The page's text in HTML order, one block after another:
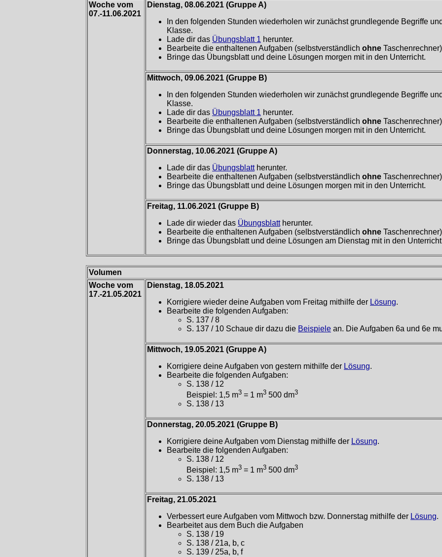
Woche vom
07.-11.06.2021
Dienstag, 08.06.2021 (Gruppe A)
In den folgenden Stunden wiederholen wir zunächst grundlegende Begriffe
Klasse.
Lade dir das Übungsblatt 1 herunter.
Bearbeite die enthaltenen Aufgaben (selbstverständlich ohne
Bringe das Übungsblatt und deine Lösungen morgen mit in den Unterricht.
Mittwoch, 09.06.2021 (Gruppe B)
In den folgenden Stunden wiederholen wir zunächst grundlegende Begriffe
Klasse.
Lade dir das Übungsblatt 1 herunter.
Bearbeite die enthaltenen Aufgaben (selbstverständlich ohne
Bringe das Übungsblatt und deine Lösungen morgen mit in den Unterricht.
Donnerstag, 10.06.2021 (Gruppe A)
Lade dir das Übungsblattherunter.
Bearbeite die enthaltenen Aufgaben (selbstverständlich ohne
Bringe das Übungsblatt und deine Lösungen morgen mit in den Unterricht.
Freitag, 11.06.2021 (Gruppe B)
Lade dir wieder das Übungsblattherunter.
Bearbeite die enthaltenen Aufgaben (selbstverständlich ohne
Bringe das Übungsblatt und deine Lösungen am Dienstag mit in den
Volumen
Woche vom
17.-21.05.2021
Dienstag, 18.05.2021
Korrigiere wieder deine Aufgaben vom Freitag mithilfe der Lösung.
Bearbeite die folgenden Aufgaben:
S. 137 / 8
S. 137 / 10 Schaue dir dazu die Beispiele an. Die Aufgaben 6a und 6e
Mittwoch, 19.05.2021 (Gruppe A)
Korrigiere deine Aufgaben von gestern mithilfe der Lösung.
Bearbeite die folgenden Aufgaben:
S. 138 / 12
Beispiel: 1,5 m3 = 1 m3 500 dm3
S. 138 / 13
Donnerstag, 20.05.2021 (Gruppe B)
Korrigiere deine Aufgaben vom Dienstag mithilfe der Lösung.
Bearbeite die folgenden Aufgaben:
S. 138 / 12
Beispiel: 1,5 m3 = 1 m3 500 dm3
S. 138 / 13
Freitag, 21.05.2021
Verbessert eure Aufgaben vom Mittwoch bzw. Donnerstag mithilfe der Lösung.
Bearbeitet aus dem Buch die Aufgaben
S. 138 / 19
S. 138 / 21a, b, c
S. 139 / 25a, b, f